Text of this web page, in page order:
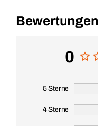
Bewertungen
0
5 Sterne
4 Sterne